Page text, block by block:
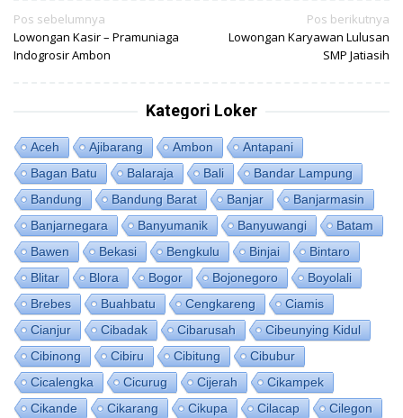
Navigasi
pos
Pos sebelumnya
Lowongan Kasir – Pramuniaga
Indogrosir Ambon
Pos berikutnya
Lowongan Karyawan Lulusan
SMP Jatiasih
Kategori Loker
Aceh Ajibarang Ambon
Antapani
Bagan Batu
Balaraja Bali
Bandar Lampung
Bandung
Bandung Barat Banjar
Banjarmasin
Banjarnegara
Banyumanik Banyuwangi
Batam
Bawen
Bekasi Bengkulu Binjai
Bintaro
Blitar
Blora Bogor Bojonegoro
Boyolali
Brebes
Buahbatu Cengkareng
Ciamis
Cianjur
Cibadak Cibarusah
Cibeunying Kidul
Cibinong
Cibiru Cibitung
Cibubur
Cicalengka
Cicurug Cijerah
Cikampek
Cikande
Cikarang Cikupa Cilacap
Cilegon